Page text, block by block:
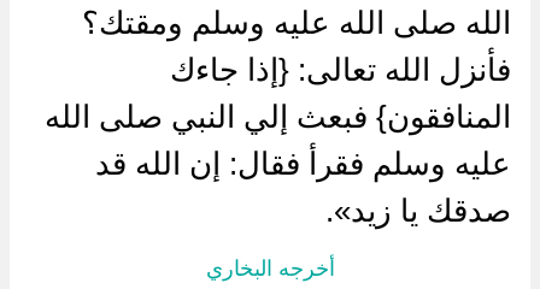
الله صلى الله عليه وسلم ومقتك؟
فأنزل الله تعالى: {إذا جاءك
المنافقون} فبعث إلي النبي صلى الله
عليه وسلم فقرأ فقال: إن الله قد
صدقك يا زيد».
أخرجه البخاري